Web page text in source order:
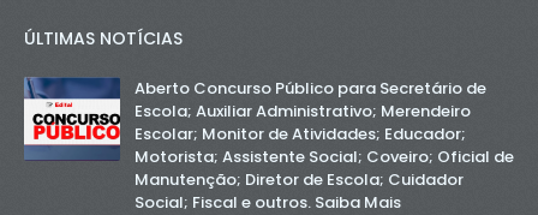
ÚLTIMAS NOTÍCIAS
Aberto Concurso Público para Secretário de
Escola; Auxiliar Administrativo; Merendeiro
Escolar; Monitor de Atividades; Educador;
Motorista; Assistente Social; Coveiro; Oficial de
Manutenção; Diretor de Escola; Cuidador
Social; Fiscal e outros. Saiba Mais